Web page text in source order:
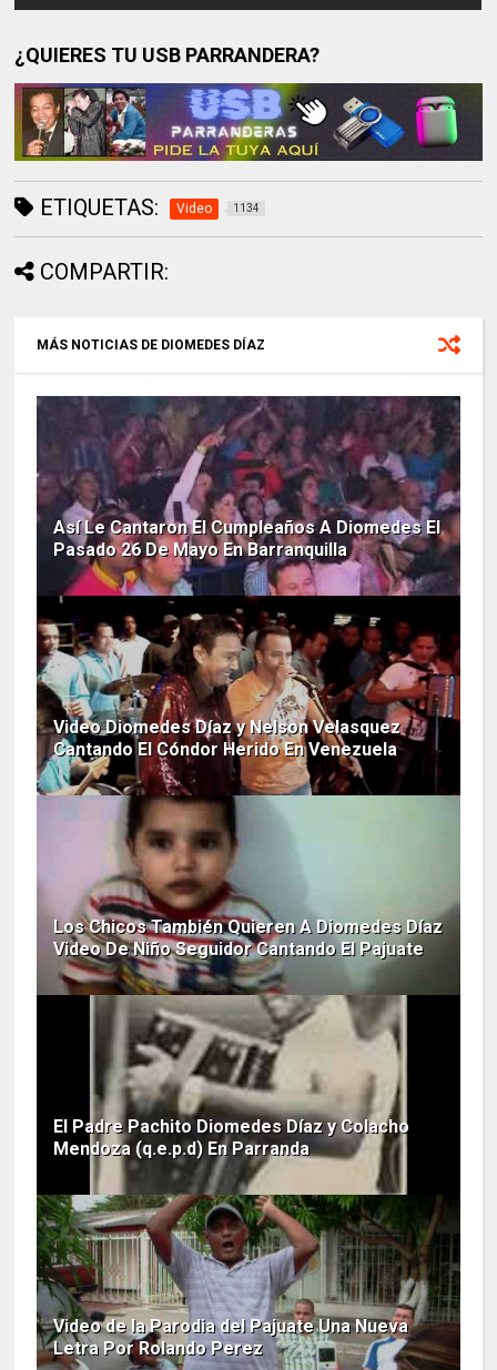
¿QUIERES TU USB PARRANDERA?
ETIQUETAS: Video 1134
COMPARTIR:
MÁS NOTICIAS DE DIOMEDES DÍAZ
Así Le Cantaron El Cumpleaños A Diomedes El
Pasado 26 De Mayo En Barranquilla
Video Diomedes Díaz y Nelson Velasquez
Cantando El Cóndor Herido En Venezuela
Los Chicos También Quieren A Diomedes Díaz
Video De Niño Seguidor Cantando El Pajuate
El Padre Pachito Diomedes Díaz y Colacho
Mendoza (q.e.p.d) En Parranda
Video de la Parodia del Pajuate Una Nueva
Letra Por Rolando Perez